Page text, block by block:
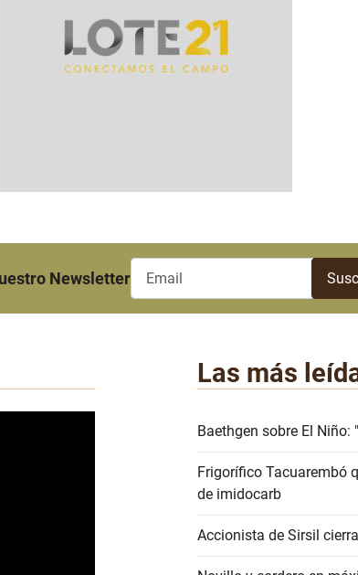
Newsletter
Las más
Baethgen sobre El
Frigorífico Tacuarembó
de imidocarb
Accionista de Sirsil